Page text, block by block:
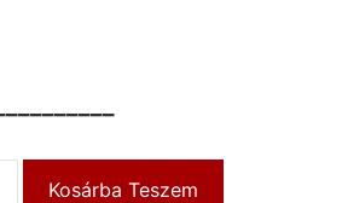
Kosárba Teszem